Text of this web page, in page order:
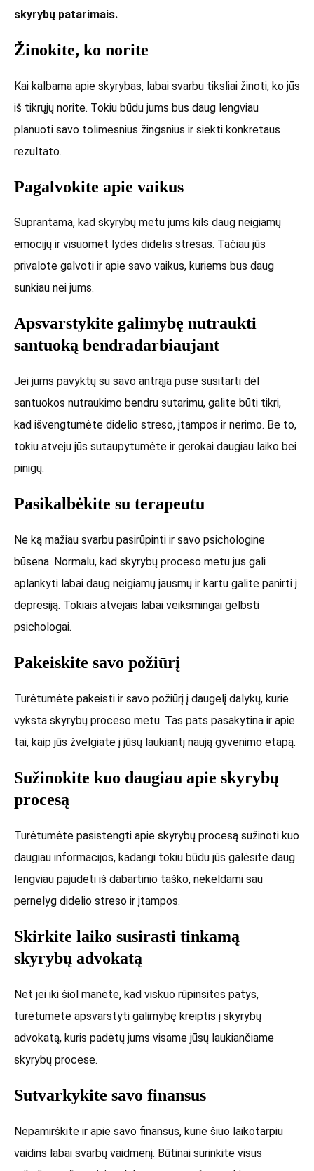
skyrybų patarimais.
Žinokite, ko norite
Kai kalbama apie skyrybas, labai svarbu tiksliai žinoti, ko jūs
iš tikrųjų norite. Tokiu būdu jums bus daug lengviau
planuoti savo tolimesnius žingsnius ir siekti konkretaus
rezultato.
Pagalvokite apie vaikus
Suprantama, kad skyrybų metu jums kils daug neigiamų
emocijų ir visuomet lydės didelis stresas. Tačiau jūs
privalote galvoti ir apie savo vaikus, kuriems bus daug
sunkiau nei jums.
Apsvarstykite galimybę nutraukti
santuoką bendradarbiaujant
Jei jums pavyktų su savo antrąja puse susitarti dėl
santuokos nutraukimo bendru sutarimu, galite būti tikri,
kad išvengtumėte didelio streso, įtampos ir nerimo. Be to,
tokiu atveju jūs sutaupytumėte ir gerokai daugiau laiko bei
pinigų.
Pasikalbėkite su terapeutu
Ne ką mažiau svarbu pasirūpinti ir savo psichologine
būsena. Normalu, kad skyrybų proceso metu jus gali
aplankyti labai daug neigiamų jausmų ir kartu galite panirti į
depresiją. Tokiais atvejais labai veiksmingai gelbsti
psichologai.
Pakeiskite savo požiūrį
Turėtumėte pakeisti ir savo požiūrį į daugelį dalykų, kurie
vyksta skyrybų proceso metu. Tas pats pasakytina ir apie
tai, kaip jūs žvelgiate į jūsų laukiantį naują gyvenimo etapą.
Sužinokite kuo daugiau apie skyrybų
procesą
Turėtumėte pasistengti apie skyrybų procesą sužinoti kuo
daugiau informacijos, kadangi tokiu būdu jūs galėsite daug
lengviau pajudėti iš dabartinio taško, nekeldami sau
pernelyg didelio streso ir įtampos.
Skirkite laiko susirasti tinkamą
skyrybų advokatą
Net jei iki šiol manėte, kad viskuo rūpinsitės patys,
turėtumėte apsvarstyti galimybę kreiptis į skyrybų
advokatą, kuris padėtų jums visame jūsų laukiančiame
skyrybų procese.
Sutvarkykite savo finansus
Nepamirškite ir apie savo finansus, kurie šiuo laikotarpiu
vaidins labai svarbų vaidmenį. Būtinai surinkite visus